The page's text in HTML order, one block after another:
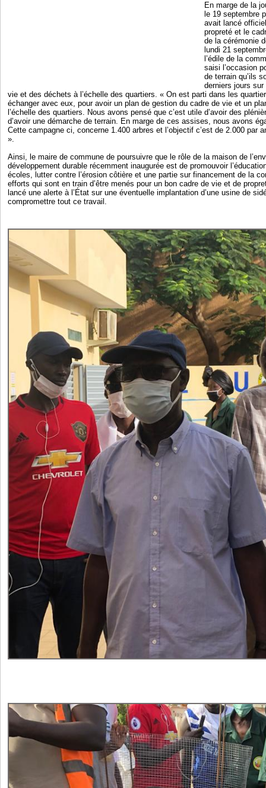
En marge de la
le 19 septembre
avait lancé
propreté et le
de la cérémonie
lundi 21
l’édile de la
saisi l’occasion
de terrain qu’ils
derniers jours
vie et des déchets à l’échelle des quartiers. « On est parti dans les
échanger avec eux, pour avoir un plan de gestion du cadre de vie et un
l’échelle des quartiers. Nous avons pensé que c’est utile d’avoir des
d’avoir une démarche de terrain. En marge de ces assises, nous avons
Cette campagne ci, concerne 1.400 arbres et l’objectif c’est de 2.000 par
».
Ainsi, le maire de commune de poursuivre que le rôle de la maison de
développement durable récemment inaugurée est de promouvoir
écoles, lutter contre l’érosion côtière et une partie sur financement de la
efforts qui sont en train d’être menés pour un bon cadre de vie et de
lancé une alerte à l’État sur une éventuelle implantation d’une usine de
compromettre tout ce travail.